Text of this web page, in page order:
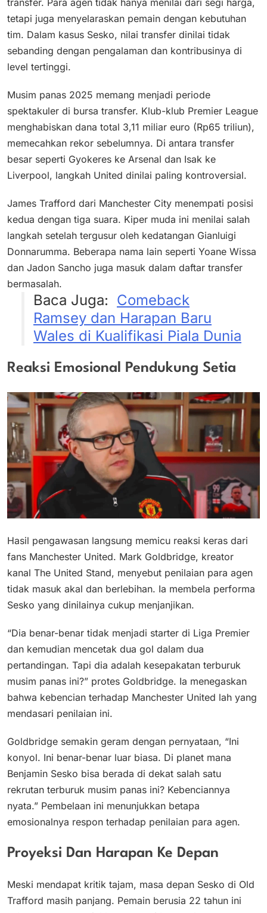
tetapi juga menyelaraskan pemain dengan kebutuhan
tim. Dalam kasus Sesko, nilai transfer dinilai tidak
sebanding dengan pengalaman dan kontribusinya di
level tertinggi.
Musim panas 2025 memang menjadi periode
spektakuler di bursa transfer. Klub-klub Premier League
menghabiskan dana total 3,11 miliar euro (Rp65 triliun),
memecahkan rekor sebelumnya. Di antara transfer
besar seperti Gyokeres ke Arsenal dan Isak ke
Liverpool, langkah United dinilai paling kontroversial.
James Trafford dari Manchester City menempati posisi
kedua dengan tiga suara. Kiper muda ini menilai salah
langkah setelah tergusur oleh kedatangan Gianluigi
Donnarumma. Beberapa nama lain seperti Yoane Wissa
dan Jadon Sancho juga masuk dalam daftar transfer
bermasalah.
Baca Juga: Comeback
Ramsey dan Harapan Baru
Wales di Kualifikasi Piala Dunia
Reaksi Emosional Pendukung Setia
Hasil pengawasan langsung memicu reaksi keras dari
fans Manchester United. Mark Goldbridge, kreator
kanal The United Stand, menyebut penilaian para agen
tidak masuk akal dan berlebihan. Ia membela performa
Sesko yang dinilainya cukup menjanjikan.
“Dia benar-benar tidak menjadi starter di Liga Premier
dan kemudian mencetak dua gol dalam dua
pertandingan. Tapi dia adalah kesepakatan terburuk
musim panas ini?” protes Goldbridge. Ia menegaskan
bahwa kebencian terhadap Manchester United lah yang
mendasari penilaian ini.
Goldbridge semakin geram dengan pernyataan, “Ini
konyol. Ini benar-benar luar biasa. Di planet mana
Benjamin Sesko bisa berada di dekat salah satu
rekrutan terburuk musim panas ini? Kebenciannya
nyata.” Pembelaan ini menunjukkan betapa
emosionalnya respon terhadap penilaian para agen.
Proyeksi Dan Harapan Ke Depan
Meski mendapat kritik tajam, masa depan Sesko di Old
Trafford masih panjang. Pemain berusia 22 tahun ini